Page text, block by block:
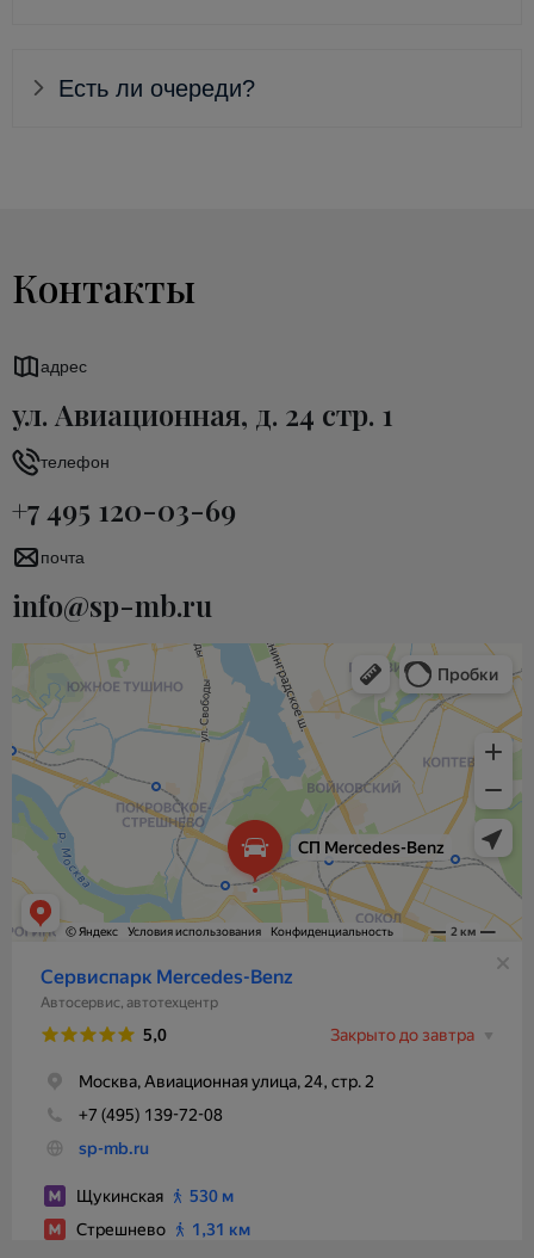
Есть ли очереди?
Контакты
адрес
ул. Авиационная, д. 24 стр. 1
телефон
+7 495 120-03-69
почта
info@sp-mb.ru